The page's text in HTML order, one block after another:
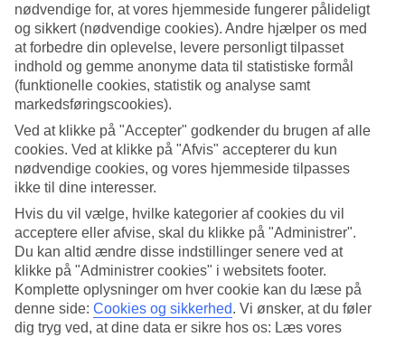
8/22
9/22
10/22
11/22
nødvendige for, at vores hjemmeside fungerer pålideligt
og sikkert (nødvendige cookies). Andre hjælper os med
at forbedre din oplevelse, levere personligt tilpasset
indhold og gemme anonyme data til statistiske formål
(funktionelle cookies, statistik og analyse samt
markedsføringscookies).
Ved at klikke på "Accepter" godkender du brugen af alle
cookies. Ved at klikke på "Afvis" accepterer du kun
nødvendige cookies, og vores hjemmeside tilpasses
ikke til dine interesser.
Hvis du vil vælge, hvilke kategorier af cookies du vil
acceptere eller afvise, skal du klikke på "Administrer".
Du kan altid ændre disse indstillinger senere ved at
klikke på "Administrer cookies" i websitets footer.
Komplette oplysninger om hver cookie kan du læse på
denne side: Cookies og sikkerhed. Vi ønsker, at du føler
dig tryg ved, at dine data er sikre hos os: Læs vores